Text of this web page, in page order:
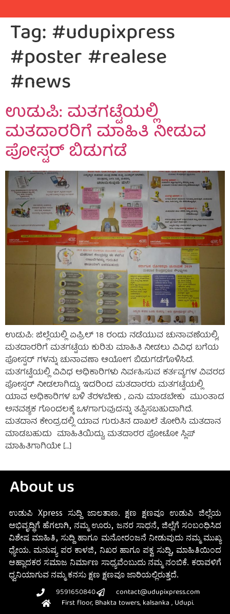
Tag:#udupixpress
#poster #realese
#news
ಉಡುಪಿ: ಮತಗಟ್ಟೆಯಲ್ಲಿ
ಮತದಾರರಿಗೆ ಮಾಹಿತಿ ನೀಡುವ
ಪೋಸ್ಟರ್ ಬಿಡುಗಡೆ
ಉಡುಪಿ: ಜಿಲ್ಲೆಯಲ್ಲಿ ಏಪ್ರಿಲ್ 18 ರಂದು ನಡೆಯುವ ಚುನಾವಣೆಯಲ್ಲಿ,
ಮತದಾರರಿಗೆ ಮತಗಟ್ಟೆಯ ಕುರಿತು ಮಾಹಿತಿ ನೀಡಲು ವಿವಿಧ ಬಗೆಯ
ಪೋಸ್ಟರ್ ಗಳನ್ನು ಚುನಾವಣಾ ಆಯೋಗ ಬಿಡುಗಡೆಗೊಳಿಸಿದೆ.
ಮತಗಟ್ಟೆಯಲ್ಲಿ ವಿವಿಧ ಅಧಿಕಾರಿಗಳು ನಿರ್ವಹಿಸುವ ಕರ್ತವ್ಯಗಳ ವಿವರದ
ಪೋಸ್ಟರ್ ನೀಡಲಾಗಿದ್ದು, ಇದರಿಂದ ಮತದಾರರು ಮತಗಟ್ಟೆಯಲ್ಲಿ
ಯಾವ ಅಧಿಕಾರಿಗಳ ಬಳಿ ತೆರಳಬೇಕು , ಏನು ಮಾಡಬೇಕು ಮುಂತಾದ
ಅನವಶ್ಯಕ ಗೊಂದಲಕ್ಕೆ ಒಳಗಾಗುವುದನ್ನು ತಪ್ಪಿಸಬಹುದಾಗಿದೆ.
ಮತದಾನ ಕೇಂದ್ರದಲ್ಲಿ ಯಾವ ಗುರುತಿನ ದಾಖಲೆ ತೋರಿಸಿ ಮತದಾನ
ಮಾಡಬಹುದು ಮಾಹಿತಿಯಿದ್ದು, ಮತದಾರರ ಪೋಟೋ ಸ್ಲಿಪ್
ಮಾಹಿತಿಗಾಗಿಯೇ […]
About us
ಉಡುಪಿ Xpress ಸುದ್ದಿ ಜಾಲತಾಣ. ಕ್ಷಣ ಕ್ಷಣವೂ ಉಡುಪಿ ಜಿಲ್ಲೆಯ
ಅಭಿವೃದ್ಧಿಗೆ ಹೆಗಲಾಗಿ, ನಮ್ಮ ಊರು, ಜನರ ಸಾಧನೆ, ಜಿಲ್ಲೆಗೆ ಸಂಬಂಧಿಸಿದ
ವಿಶೇಷ ಮಾಹಿತಿ, ಸುದ್ದಿ ಹಾಗೂ ಮನೋರಂಜನೆ ನೀಡುವುದು ನಮ್ಮ ಮುಖ್ಯ
ಧ್ಯೇಯ. ಮನುಷ್ಯ ಪರ ಕಾಳಜಿ, ನಿಖರ ಹಾಗೂ ಪಕ್ವ ಸುದ್ದಿ, ಮಾಹಿತಿಯಿಂದ
ಆಹ್ಲಾದಕರ ಸಮಾಜ ನಿರ್ಮಾಣ ಸಾಧ್ಯವೆಂಬುದು ನಮ್ಮ ನಂಬಿಕೆ. ಕರಾವಳಿಗೆ
ಧ್ವನಿಯಾಗುವ ನಮ್ಮ ಕನಸು ಕ್ಷಣ ಕ್ಷಣವೂ ಜಾರಿಯಲ್ಲಿರುತ್ತದೆ.
9591650840
contact@udupixpress.com
First floor, Bhakta towers, kalsanka , Udupi.